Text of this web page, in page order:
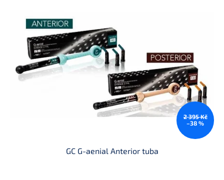
2 395 Kč
–38 %
GC G-aenial Anterior tuba